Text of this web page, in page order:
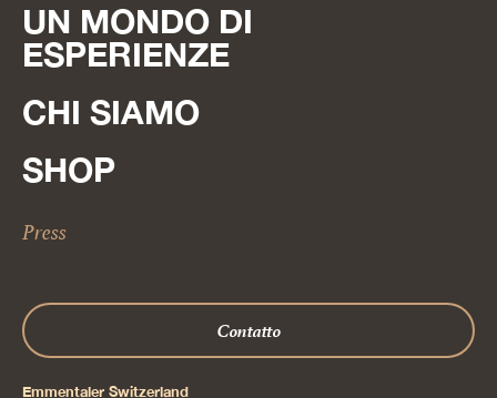
UN MONDO DI
ESPERIENZE
CHI SIAMO
SHOP
Press
Contatto
Emmentaler Switzerland